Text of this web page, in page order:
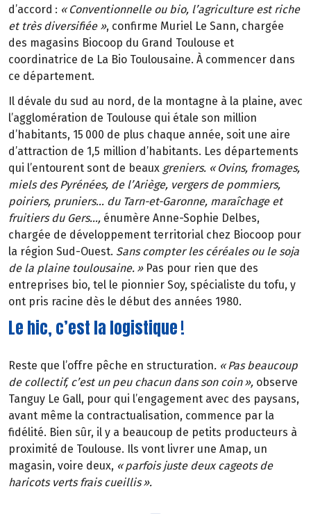
d’accord : « Conventionnelle ou bio, l’agriculture est riche
et très diversifiée », confirme Muriel Le Sann, chargée
des magasins Biocoop du Grand Toulouse et
coordinatrice de La Bio Toulousaine. À commencer dans
ce département.
Il dévale du sud au nord, de la montagne à la plaine, avec
l’agglomération de Toulouse qui étale son million
d’habitants, 15 000 de plus chaque année, soit une aire
d ’attraction de 1,5 million d ’habitants. Les d épartements
qui l’entourent sont de beaux greniers. « Ovins, fromages,
miels des Pyrénées, de l’Ariège, vergers de pommiers,
poiriers, pruniers… du Tarn-et-Garonne, maraîchage et
fruitiers du Gers…, énumère Anne-Sophie Delbes,
chargée de développement territorial chez Biocoop pour
la région Sud-Ouest. Sans compter les céréales ou le soja
de la plaine toulousaine. » Pas pour rien que des
entreprises bio, tel le pionnier Soy, spécialiste du tofu, y
ont pris racine dès le début des années 1980.
Le hic, c’est la logistique !
Reste que l’offre pêche en structuration. « Pas beaucoup
de collectif, c’est un peu chacun dans son coin », observe
Tanguy Le Gall, pour qui l’engagement avec des paysans,
avant même la contractualisation, commence par la
fidélité. Bien sûr, il y a beaucoup de petits producteurs à
proximité de Toulouse. Ils vont livrer une Amap, un
magasin, voire deux, « parfois juste deux cageots de
haricots verts frais cueillis ».